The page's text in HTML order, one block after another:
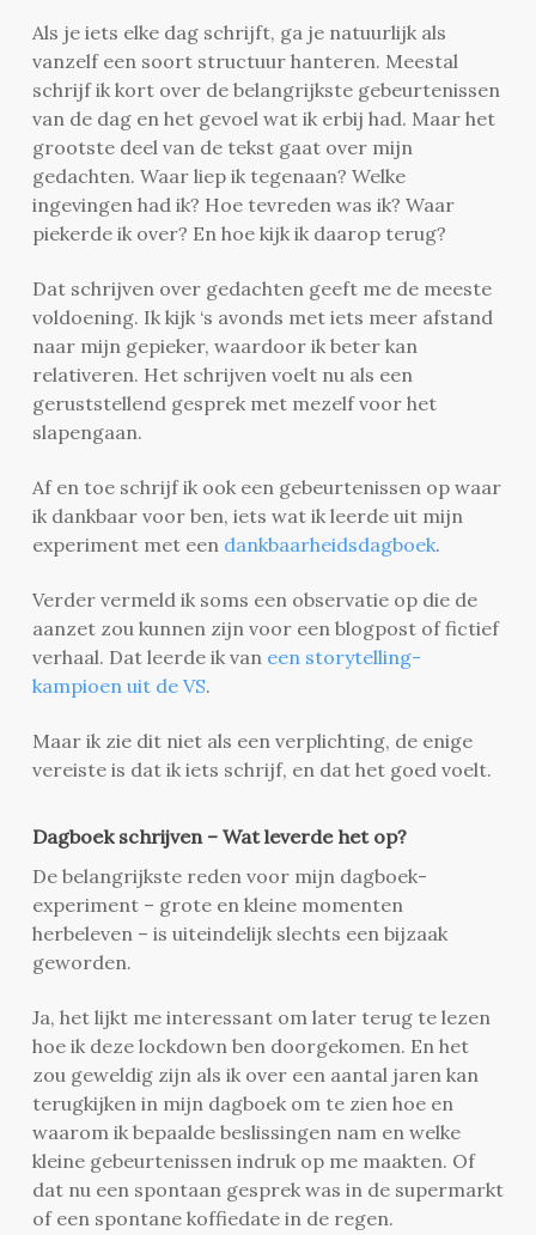
Als je iets elke dag schrijft, ga je natuurlijk als
vanzelf een soort structuur hanteren. Meestal
schrijf ik kort over de belangrijkste gebeurtenissen
van de dag en het gevoel wat ik erbij had. Maar het
grootste deel van de tekst gaat over mijn
gedachten. Waar liep ik tegenaan? Welke
ingevingen had ik? Hoe tevreden was ik? Waar
piekerde ik over? En hoe kijk ik daarop terug?
Dat schrijven over gedachten geeft me de meeste
voldoening. Ik kijk ‘s avonds met iets meer afstand
naar mijn gepieker, waardoor ik beter kan
relativeren. Het schrijven voelt nu als een
geruststellend gesprek met mezelf voor het
slapengaan.
Af en toe schrijf ik ook een gebeurtenissen op waar
ik dankbaar voor ben, iets wat ik leerde uit mijn
experiment met een dankbaarheidsdagboek.
Verder vermeld ik soms een observatie op die de
aanzet zou kunnen zijn voor een blogpost of fictief
verhaal. Dat leerde ik van een storytelling-
kampioen uit de VS.
Maar ik zie dit niet als een verplichting, de enige
vereiste is dat ik iets schrijf, en dat het goed voelt.
Dagboek schrijven – Wat leverde het op?
De belangrijkste reden voor mijn dagboek-
experiment – grote en kleine momenten
herbeleven – is uiteindelijk slechts een bijzaak
geworden.
Ja, het lijkt me interessant om later terug te lezen
hoe ik deze lockdown ben doorgekomen. En het
zou geweldig zijn als ik over een aantal jaren kan
terugkijken in mijn dagboek om te zien hoe en
waarom ik bepaalde beslissingen nam en welke
kleine gebeurtenissen indruk op me maakten. Of
dat nu een spontaan gesprek was in de supermarkt
of een spontane koffiedate in de regen.